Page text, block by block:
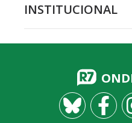
INSTITUCIONAL